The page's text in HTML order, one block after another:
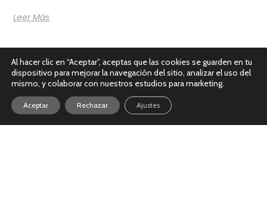
Leer Más
Al hacer clic en “Aceptar”, aceptas que las cookies se guarden en tu
dispositivo para mejorar la navegación del sitio, analizar el uso del
mismo, y colaborar con nuestros estudios para marketing.
Aceptar Rechazar Ajustes